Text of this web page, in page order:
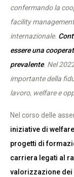
confermando la
facility
internazionale.
essere una
prevalente. Nel
importante della
lavoro, welfare e
Nel corso delle
iniziative di
progetti di
carriera legati al
valorizzazione dei